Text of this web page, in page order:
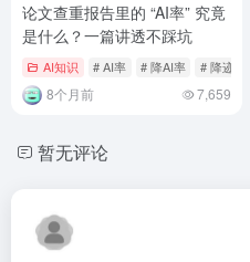
论文查重报告里的 “AI率” 究竟
是什么？一篇讲透不踩坑
AI知识 # AI率 # 降AI率 # 降迹灵AI
8个月前 7,659
暂无评论